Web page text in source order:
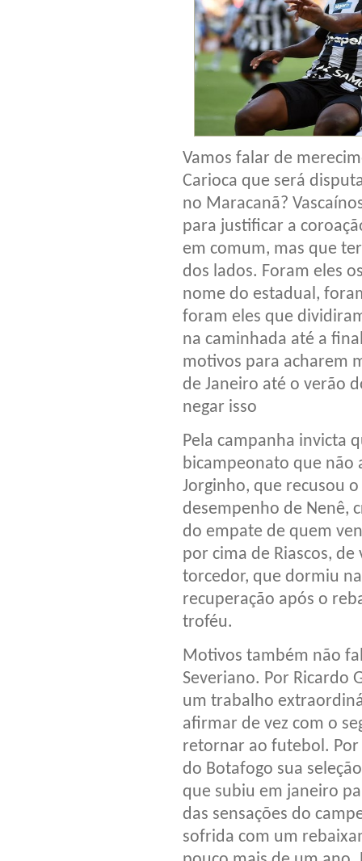
Vamos falar de
Carioca que será
no Maracanã?
para justificar a
em comum, mas que
dos lados. Foram eles
nome do estadual,
foram eles que
na caminhada até a
motivos para acharem
de Janeiro até o verão
negar isso
Pela campanha invicta
bicampeonato que não
Jorginho, que recusou
desempenho de Nenê,
do empate de quem
por cima de Riascos,
torcedor, que dormiu
recuperação após o
troféu.
Motivos também não
Severiano. Por Ricardo
um trabalho
afirmar de vez com o
retornar ao futebol. Por
do Botafogo sua
que subiu em janeiro
das sensações do
sofrida com um